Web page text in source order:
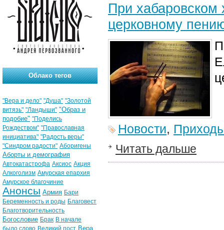
При хабаровском
церковному
Новости,
Читать дальше
Облако тегов
"Вера и дело" "Душа" "Золотой
витязь" "Ландыши" "Образ и
подобие" "Поделись
Рождеством" "Православная
инициатива" "Радость веры"
"Синдром радости" Аборигены
Аборты и демография
Автокатастрофа Аксиос Акция
Алкоголизм Амурская епархия
Амурское благочиние
Анонсы Армия Бари
Беременность и роды Благовест
Благотворительность
Богословие Брак В начале
было слово Великий пост Вера